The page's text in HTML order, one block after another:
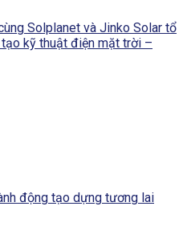
Solplanet và Jinko Solar tổ
kỹ thuật điện mặt trời –
động tạo dựng tương lai